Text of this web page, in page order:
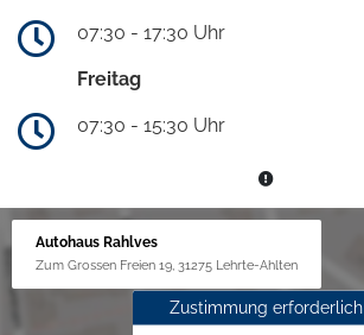
07:30 - 17:30 Uhr
Freitag
07:30 - 15:30 Uhr
Autohaus Rahlves
Zum Grossen Freien 19, 31275 Lehrte-Ahlten
Zustimmung erforderlich